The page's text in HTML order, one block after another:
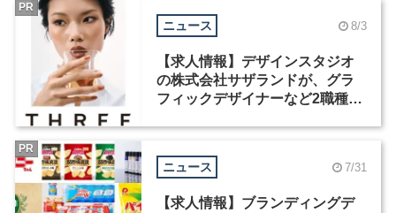
ニュース 8/3
【求人情報】デザインスタジオ
の株式会社サザランドが、グラ
フィックデザイナーなど2職種を
PR
ニュース 7/31
【求人情報】ブランディングデ
PR